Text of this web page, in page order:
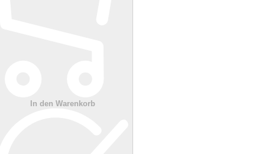
In den Warenkorb